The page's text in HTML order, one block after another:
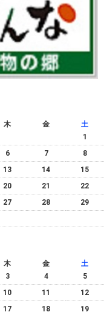
木 金
土
1
6 7
8
13 14
15
20 21
22
27 28
29
木 金
土
3 4
5
10 11
12
17 18 19